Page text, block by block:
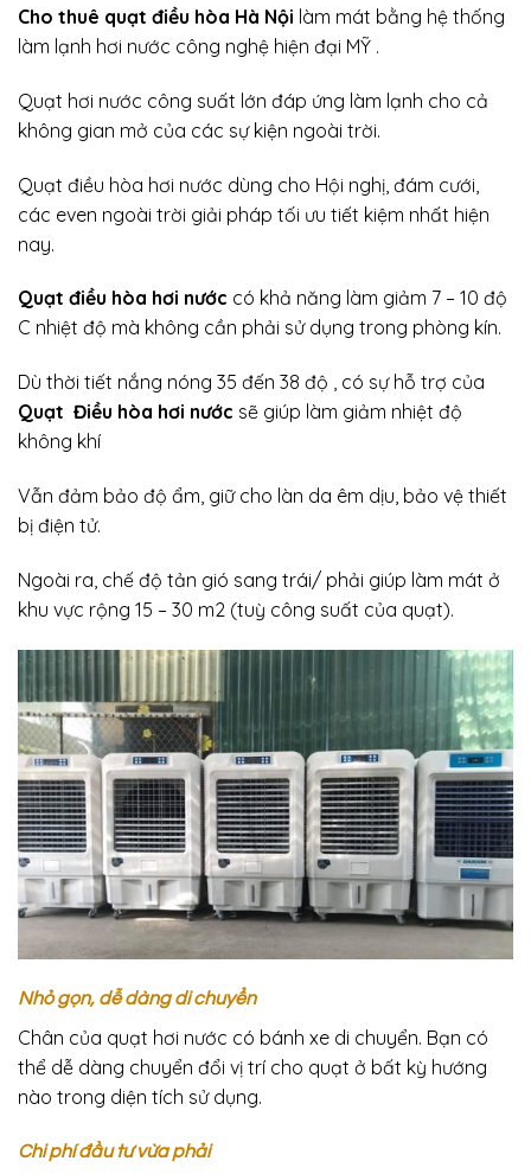
Cho thuê quạt điều hòa Hà Nội làm mát bằng hệ thống
làm lạnh hơi nước công nghệ hiện đại MỸ .
Quạt hơi nước công suất lớn đáp ứng làm lạnh cho cả
không gian mở của các sự kiện ngoài trời.
Quạt điều hòa hơi nước dùng cho Hội nghị, đám cưới,
các even ngoài trời giải pháp tối ưu tiết kiệm nhất hiện
nay.
Quạt điều hòa hơi nước có khả năng làm giảm 7 – 10 độ
C nhiệt độ mà không cần phải sử dụng trong phòng kín.
Dù thời tiết nắng nóng 35 đến 38 độ , có sự hỗ trợ của
Quạt Điều hòa hơi nước sẽ giúp làm giảm nhiệt độ
không khí
Vẫn đảm bảo độ ẩm, giữ cho làn da êm dịu, bảo vệ thiết
bị điện tử.
Ngoài ra, chế độ tản gió sang trái/ phải giúp làm mát ở
khu vực rộng 15 – 30 m2 (tuỳ công suất của quạt).
Nhỏ gọn, dễ dàng di chuyển
Chân của quạt hơi nước có bánh xe di chuyển. Bạn có
thể dễ dàng chuyển đổi vị trí cho quạt ở bất kỳ hướng
nào trong diện tích sử dụng.
Chi phí đầu tư vừa phải